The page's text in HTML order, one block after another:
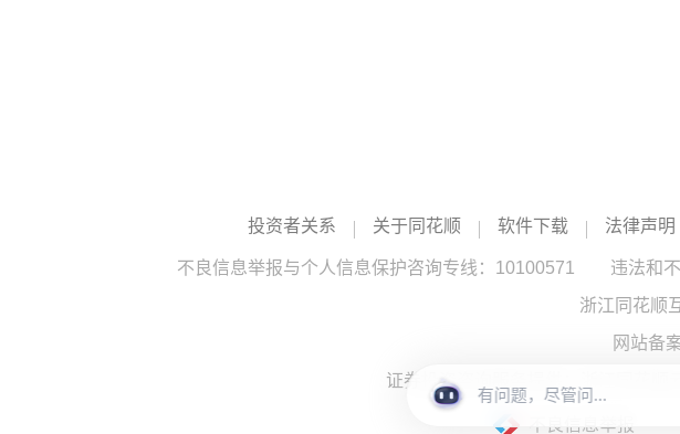
投资者关系 关于同花顺 软件下载 法律声明
不良信息举报与个人信息保护咨询专线：10100571 违法和
浙江同花顺
网站备
证券投资咨询服务提供：浙江同花顺
不良信息举报